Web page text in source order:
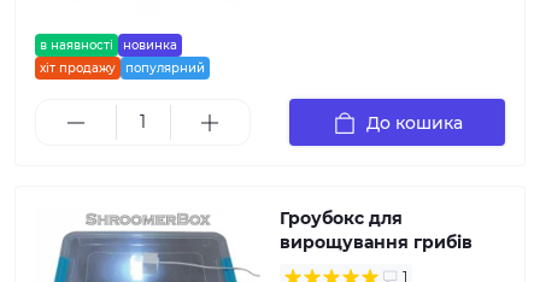
в наявності
новинка
хіт продажу
популярний
До кошика
Гроубокс для
вирощування грибів
1